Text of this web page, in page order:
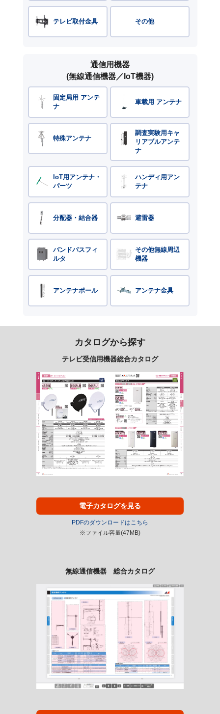
テレビ取付金具 その他
通信用機器
(無線通信機器／IoT機器)
固定局用 アンテ
ナ
車載用 アンテナ
特殊アンテナ
調査実験用キャ
リアブルアンテ
ナ
IoT用アンテナ・
パーツ
ハンディ用アン
テナ
分配器・結合器 避雷器
バンドパスフィ
ルタ
その他無線周辺
機器
アンテナポール アンテナ金具
カタログから探す
テレビ受信用機器総合カタログ
電子カタログを見る
PDFのダウンロードはこちら
※ファイル容量(47MB)
無線通信機器 総合カタログ